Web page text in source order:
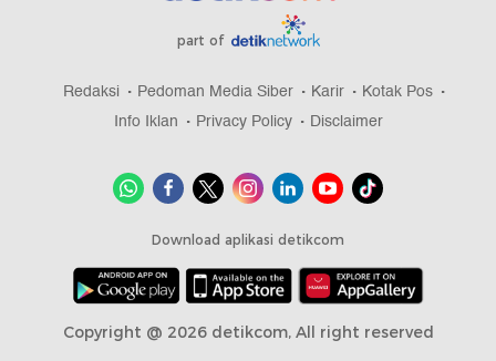
part of
Redaksi Pedoman Media Siber Karir
Kotak Pos
Info Iklan
Privacy Policy Disclaimer
Download aplikasi detikcom
Copyright @ 2026 detikcom, All right reserved